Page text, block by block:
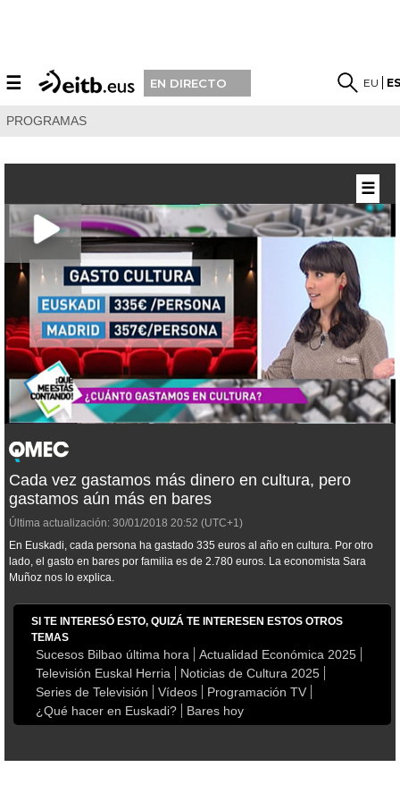
☰ EN DIRECTO EU
PROGRAMAS
Cada vez gastamos más dinero en cultura, pero
gastamos aún más en bares
Última actualización: 30/01/2018 20:52 (UTC+1)
En Euskadi, cada persona ha gastado 335 euros al año en cultura. Por otro
lado, el gasto en bares por familia es de 2.780 euros. La economista Sara
Muñoz nos lo explica.
SI TE INTERESÓ ESTO, QUIZÁ TE INTERESEN ESTOS OTROS
TEMAS
Sucesos Bilbao última hora
Actualidad Económica 2025
Televisión Euskal Herria
Noticias de Cultura 2025
Series de Televisión
Vídeos
Programación TV
¿Qué hacer en Euskadi?
Bares hoy
☰